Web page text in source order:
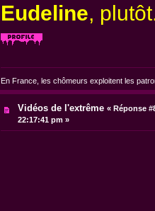
Eudeline,
En France, les chômeurs exploitent les
Vidéos de l'extrême «Réponse
22:17:41 pm »